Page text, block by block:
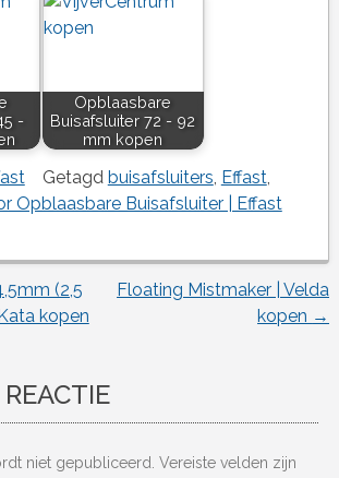
-
Opblaasbare
Buisafsluiter 72 - 92
mm kopen
Getagd buisafsluiters Effast,
Opblaasbare Buisafsluiter | Effast
(2,5
kopen
Floating Mistmaker | Velda
kopen →
niet gepubliceerd. Vereiste velden zijn